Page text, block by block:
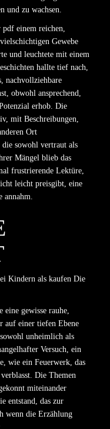
und zu wachsen.
pdf einem reichen,
Gewebe
und leuchtete mit einem
hallte tief nach,
nachvollziehbare
obwohl ansprechend,
erhob. Die
mit Beschreibungen,
Ort
sowohl vertraut als
Mängel blieb das
frustrierende Lektüre,
leicht preisgibt, eine
annahm.
Kindern als kaufen Die
eine gewisse rauhe,
auf einer tiefen Ebene
unheimlich als
Versuch, ein
wie ein Feuerwerk, das
Die Themen
miteinander
entstand, das zur
wenn die Erzählung